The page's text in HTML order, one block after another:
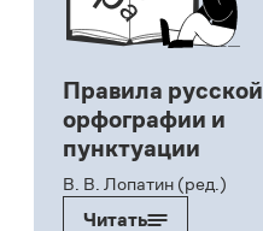
Правила русской
орфографии и
пунктуации
В. В. Лопатин (ред.)
Читать